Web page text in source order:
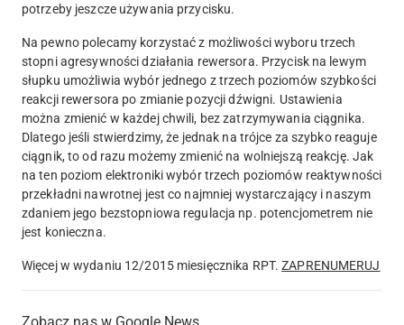
potrzeby jeszcze używania przycisku.
Na pewno polecamy korzystać z możliwości wyboru trzech
stopni agresywności działania rewersora. Przycisk na lewym
słupku umożliwia wybór jednego z trzech poziomów szybkości
reakcji rewersora po zmianie pozycji dźwigni. Ustawienia
można zmienić w każdej chwili, bez zatrzymywania ciągnika.
Dlatego jeśli stwierdzimy, że jednak na trójce za szybko reaguje
ciągnik, to od razu możemy zmienić na wolniejszą reakcję. Jak
na ten poziom elektroniki wybór trzech poziomów reaktywności
przekładni nawrotnej jest co najmniej wystarczający i naszym
zdaniem jego bezstopniowa regulacja np. potencjometrem nie
jest konieczna.
Więcej w wydaniu 12/2015 miesięcznika RPT.ZAPRENUMERUJ